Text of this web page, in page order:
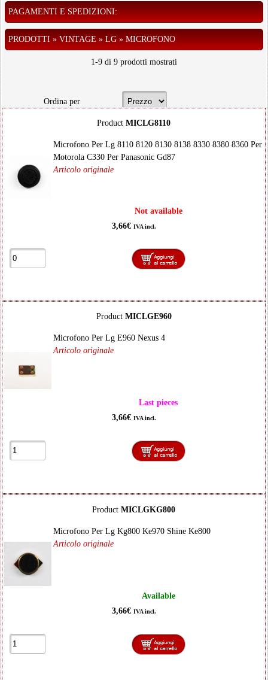
PAGAMENTI E SPEDIZIONI:
PRODOTTI » VINTAGE » LG » MICROFONO
1-9 di 9 prodotti mostrati
Ordina per
Product MICLG8110
Microfono Per Lg 8110 8120 8130 8138 8330 8380 8360 Per
Motorola C330 Per Panasonic Gd87
Articolo originale
Not available
3,66€ IVA incl.
Product MICLGE960
Microfono Per Lg E960 Nexus 4
Articolo originale
Last pieces
3,66€ IVA incl.
Product MICLGKG800
Microfono Per Lg Kg800 Ke970 Shine Ke800
Articolo originale
Available
3,66€ IVA incl.